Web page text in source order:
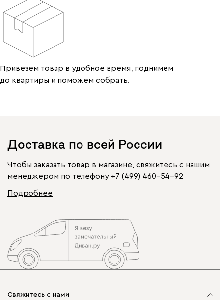
Привезем товар в удобное время, поднимем
до квартиры и поможем собрать.
Доставка по всей России
Чтобы заказать товар в магазине, свяжитесь с нашим
менеджером по телефону +7 (499) 460-54-92
Подробнее
Свяжитесь с нами